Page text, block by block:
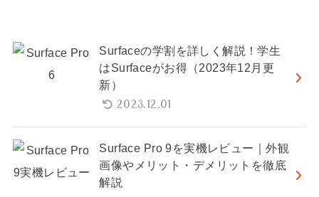
Surfaceの学割を詳しく解説！学生
はSurfaceがお得（2023年12月更
新）
2023.12.01
Surface Pro 9を実機レビュー｜外観
画像やメリット・デメリットを徹底
解説